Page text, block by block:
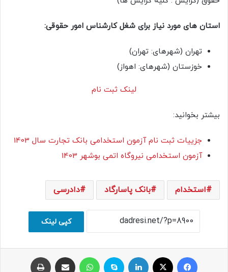
استان های مورد نیاز برای شغل کارشناس امور حقوقی:
تهران (شهرهای: تهران)
خوزستان (شهرهای: اهواز)
لینک ثبت نام
بیشتر بخوانید:
جزییات ثبت نام آزمون استخدامی بانک تجارت سال 1403
آزمون استخدامی نیروگاه اتمی بوشهر 1403
استخدام بانک پاسارگاد دادرسی
کپی لینک
فیسبوک ایکس لینکداین اسکایپ واتس آپ اشتراک با ایمیل